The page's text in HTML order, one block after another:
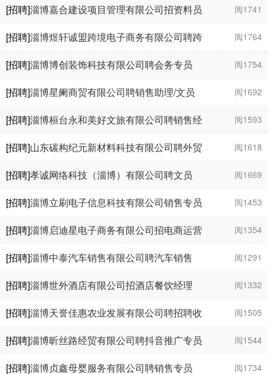
后￥3000 - 6000 阅1741
[招聘]淄博嘉合建设项目管理有限公司招资料员
￥3000 - 4000
阅1764
[招聘]淄博煜轩诚盟跨境电子商务有限公司聘跨
境电商运营专员￥2000 - 5000 阅1754
[招聘]淄博博创装饰科技有限公司聘会务专员
￥2000 - 4000
阅1692
[招聘]淄博星阑商贸有限公司聘销售助理/文员
￥3000 - 3500
阅1593
[招聘]淄博桓台永和美好文旅有限公司聘销售经
理￥5000 - 8000 阅1618
[招聘]山东碳构纪元新材料科技有限公司聘外贸
业务员工业设计￥4000 - 1万 阅1669
[招聘]孝诚网络科技（淄博）有限公司聘文员
￥3000 - 4000
阅1453
[招聘]淄博立刷电子信息科技有限公司销售专员
￥3000 - 8000
阅1354
[招聘]淄博启迪星电子商务有限公司招电商运营
助理专员￥3000 - 7000 阅1291
[招聘]淄博中泰汽车销售有限公司聘汽车销售
￥3000 - 7000
阅1332
[招聘]淄博世外酒店有限公司招酒店餐饮经理
￥4000 - 6000
阅1505
[招聘]淄博天誉佳惠农业发展有限公司聘招聘收
银￥2000 - 3000 阅1544
[招聘]淄博昕丝路经贸有限公司聘抖音推广专员
￥3000 - 4000
阅1734
[招聘]淄博贞鑫母婴服务有限公司聘销售专员